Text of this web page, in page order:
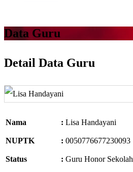
Data Guru
Detail Data Guru
Nama : Lisa Handayani
NUPTK : 0050776677230093
Status : Guru Honor Sekolah